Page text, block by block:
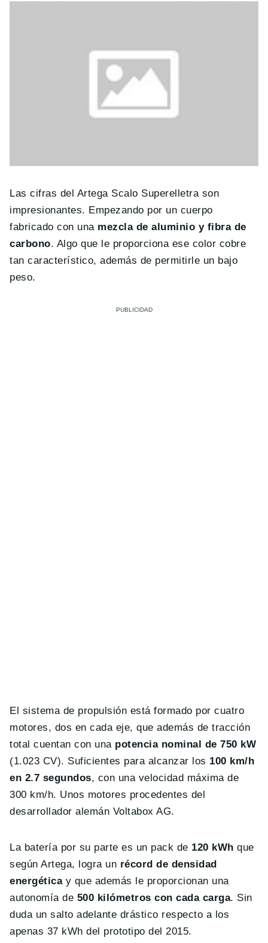
Las cifras del Artega Scalo Superelletra son
impresionantes. Empezando por un cuerpo
fabricado con unamezcla de aluminio y fibra de
carbono. Algo que le proporciona ese color cobre
tan característico, además de permitirle un bajo
peso.
El sistema de propulsión está formado por cuatro
motores, dos en cada eje, que además de tracción
total cuentan con una potencia nominal de 750 kW
(1.023 CV). Suficientes para alcanzar los 100 km/h
en 2.7 segundos, con una velocidad máxima de
300 km/h. Unos motores procedentes del
desarrollador alemán Voltabox AG.
La batería por su parte es un pack de 120 kWh que
según Artega, logra un récord de densidad
energéticay que además le proporcionan una
autonomía de 500 kilómetros con cada carga. Sin
duda un salto adelante drástico respecto a los
apenas 37 kWh del prototipo del 2015.